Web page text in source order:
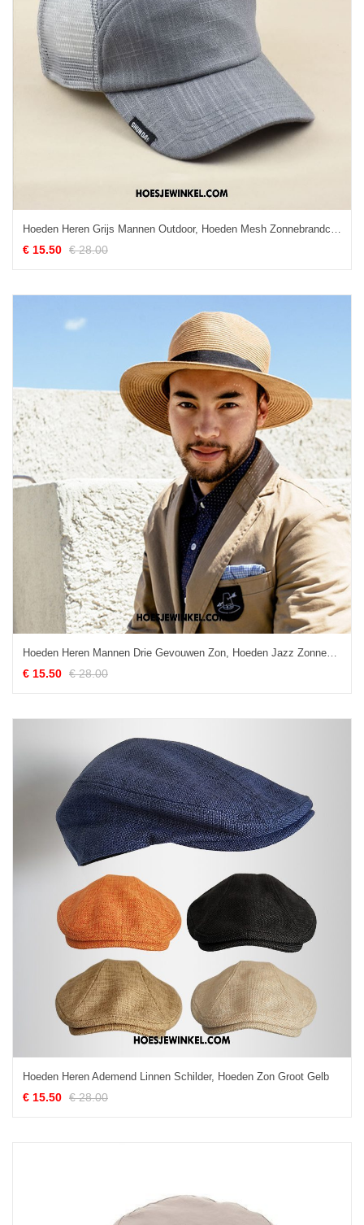
Hoeden Heren Grijs Mannen Outdoor, Hoeden Mesh Zonnebrandcrème
€ 15.50 € 28.00
Hoeden Heren Mannen Drie Gevouwen Zon, Hoeden Jazz Zonnebrandcrème Khaki
€ 15.50 € 28.00
Hoeden Heren Ademend Linnen Schilder, Hoeden Zon Groot Gelb
€ 15.50 € 28.00